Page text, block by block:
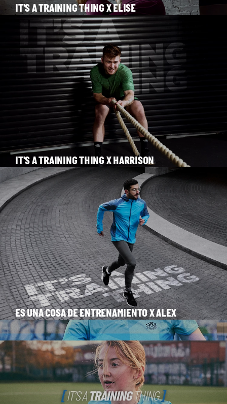
IT'S A TRAINING THING X ELISE
IT'S A TRAINING THING X HARRISON
ES UNA COSA DE ENTRENAMIENTO X ALEX